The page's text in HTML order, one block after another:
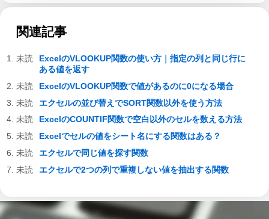
関連記事
ExcelのVLOOKUP関数の使い方｜指定の列と同じ行に
ある値を返す
ExcelのVLOOKUP関数で値があるのに0になる場合
エクセルの並び替えでSORT関数以外を使う方法
ExcelのCOUNTIF関数で空白以外のセルを数える方法
Excelでセルの値をシート名にする関数はある？
エクセルで同じ値を探す関数
エクセルで2つの列で重複しない値を抽出する関数